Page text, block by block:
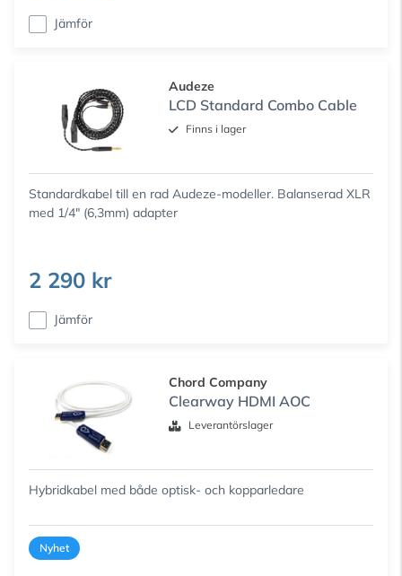
Jämför
Audeze
LCD Standard Combo Cable
Finns i lager
Standardkabel till en rad Audeze-modeller. Balanserad XLR
med 1/4" (6,3mm) adapter
2 290 kr
Jämför
Chord Company
Clearway HDMI AOC
Leverantörslager
Hybridkabel med både optisk- och kopparledare
Nyhet